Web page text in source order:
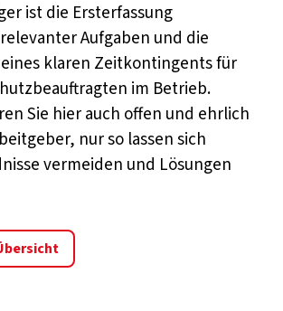
ist die Ersterfassung
Aufgaben und die
klaren Zeitkontingents für
im Betrieb.
Sie hier auch offen und ehrlich
nur so lassen sich
vermeiden und Lösungen